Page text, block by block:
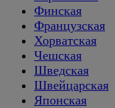
Финская
Французская
Хорватская
Чешская
Шведская
Швейцарская
Японская